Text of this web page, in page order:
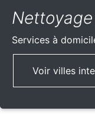
Services à
Voir villes